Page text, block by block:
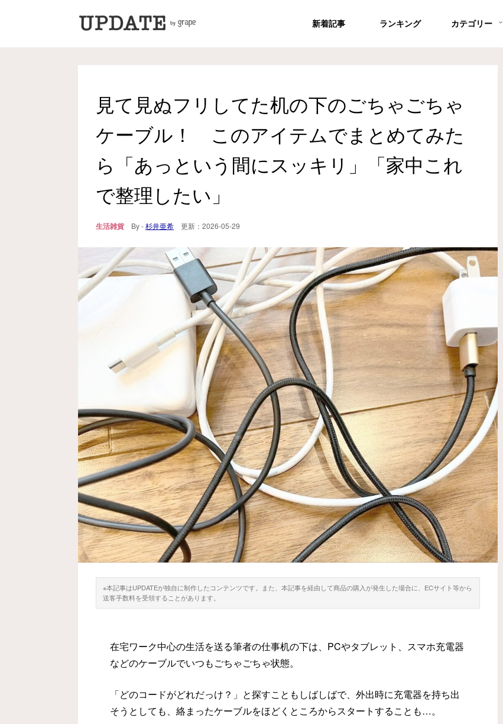
新着記事 ランキング カテゴリー
見て見ぬフリしてた机の下のごちゃごちゃ
ケーブル！ このアイテムでまとめてみた
ら「あっという間にスッキリ」「家中これ
で整理したい」
生活雑貨 By -杉井亜希 更新： 2026-05-29
※本記事はUPDATEが独自に制作したコンテンツです。また、本記事を経由して商品の購入が発生した場合に、ECサイト等から
送客手数料を受領することがあります。
在宅ワーク中心の生活を送る筆者の仕事机の下は、PCやタブレット、スマホ充電器
などのケーブルでいつもごちゃごちゃ状態。
「どのコードがどれだっけ？」と探すこともしばしばで、外出時に充電器を持ち出
そうとしても、絡まったケーブルをほどくところからスタートすることも…。
保冷バッグに透明ポケット？ そ
の正体に「この発想は天才！」
「こういうのが欲しかった」
生活雑貨 2026.08.03
生活感丸出しの蚊取り線香がおし
ゃれに大変身！ この夏、蚊との
戦いはコレで制します！
生活雑貨 2026.08.04
「理想の保冷バッグ、ついに見つ
けた」縦長で持ちやすい！ たた
めるサーモスの保冷ショッピング
バッグ
生活雑貨 2026.07.30
「もうボトルの持ち運びに悩まな
い！」 軽くて丈夫な『ロック付
きカラビナ』で夏のお出かけが快
適になる
生活雑貨 2026.08.01
「え、普段使いもできる…！」
保冷バッグだけどオシャレに持て
る『ダルトン』のアイテムがこち
ら！
生活雑貨 2026.07.20